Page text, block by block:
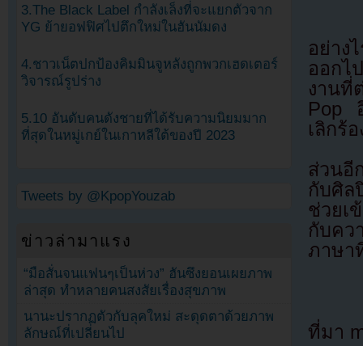
อย่าง
ออกไ
งานที่
Pop
เลิกร้
ส่วนอี
กับศิล
ช่วยเ
กับค
ภาษา
ที่มา
3.The Black Label กำลังเล็งที่จะแยกตัวจาก
YG ย้ายอฟฟิศไปตึกใหม่ในฮันนัมดง
4.ชาวเน็ตปกป้องคิมมินจูหลังถูกพวกเฮดเตอร์
วิจารณ์รูปร่าง
5.10 อันดับคนดังชายที่ได้รับความนิยมมาก
ที่สุดในหมู่เกย์ในเกาหลีใต้ของปี 2023
Tweets by @KpopYouzab
ข่าวล่ามาแรง
“มือสั่นจนแฟนๆเป็นห่วง” ฮันซึงยอนเผยภาพ
ล่าสุด ทำหลายคนสงสัยเรื่องสุขภาพ
นานะปรากฏตัวกับลุคใหม่ สะดุดตาด้วยภาพ
ลักษณ์ที่เปลี่ยนไป